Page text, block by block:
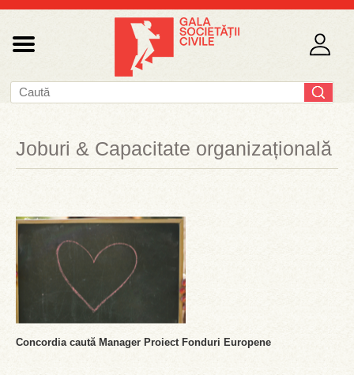
Joburi & Capacitate organizațională
Concordia caută Manager Proiect Fonduri Europene